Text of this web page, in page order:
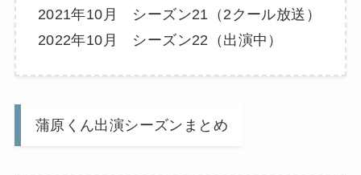
2021年10月 シーズン21（2クール放送）
2022年10月 シーズン22（出演中）
蒲原くん出演シーズンまとめ